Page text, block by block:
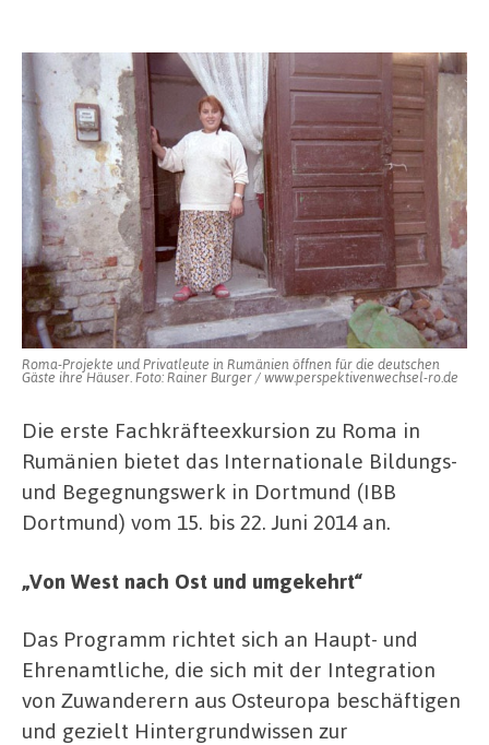
Roma-Projekte und Privatleute in Rumänien öffnen für die deutschen
Gäste ihre Häuser. Foto: Rainer Burger / www.perspektivenwechsel-ro.de
Die erste Fachkräfteexkursion zu Roma in
Rumänien bietet das Internationale Bildungs-
und Begegnungswerk in Dortmund (IBB
Dortmund) vom 15. bis 22. Juni 2014 an.
„Von West nach Ost und umgekehrt“
Das Programm richtet sich an Haupt- und
Ehrenamtliche, die sich mit der Integration
von Zuwanderern aus Osteuropa beschäftigen
und gezielt Hintergrundwissen zur